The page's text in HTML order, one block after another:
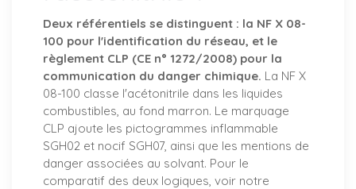
Deux référentiels se distinguent : la NF X 08-
100 pour l'identification du réseau, et le
règlement CLP (CE n° 1272/2008) pour la
communication du danger chimique. La NF X
08-100 classe l'acétonitrile dans les liquides
combustibles, au fond marron. Le marquage
CLP ajoute les pictogrammes inflammable
SGH02 et nocif SGH07, ainsi que les mentions de
danger associées au solvant. Pour le
comparatif des deux logiques, voir notre